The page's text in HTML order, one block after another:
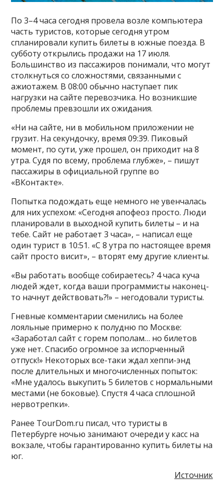
По 3–4 часа сегодня провела возле компьютера
часть туристов, которые сегодня утром
спланировали купить билеты в южные поезда. В
субботу открылись продажи на 17 июля.
Большинство из пассажиров понимали, что могут
столкнуться со сложностями, связанными с
ажиотажем. В 08:00 обычно наступает пик
нагрузки на сайте перевозчика. Но возникшие
проблемы превзошли их ожидания.
«Ни на сайте, ни в мобильном приложении не
грузит. На секундочку, время 09:39. Пиковый
момент, по сути, уже прошел, он приходит на 8
утра. Судя по всему, проблема глубже», – пишут
пассажиры в официальной группе во
«ВКонтакте».
Попытка подождать еще немного не увенчалась
для них успехом: «Сегодня апофеоз просто. Люди
планировали в выходной купить билеты – и на
тебе. Сайт не работает 3 часа», – написал еще
один турист в 10:51. «С 8 утра по настоящее время
сайт просто висит», – вторят ему другие клиенты.
«Вы работать вообще собираетесь? 4 часа куча
людей ждет, когда ваши программисты наконец-
то начнут действовать?!» – негодовали туристы.
Гневные комментарии сменились на более
лояльные примерно к полудню по Москве:
«Заработал сайт с горем пополам… но билетов
уже нет. Спасибо огромное за испорченный
отпуск!» Некоторых все-таки ждал хеппи-энд
после длительных и многочисленных попыток:
«Мне удалось выкупить 5 билетов с нормальными
местами (не боковые). Спустя 4 часа сплошной
нервотрепки».
Ранее TourDom.ru писал, что туристы в
Петербурге ночью занимают очереди у касс на
вокзале, чтобы гарантированно купить билеты на
юг.
Источник